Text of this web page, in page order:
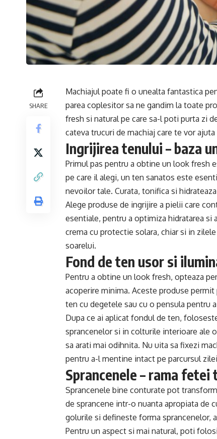
SHARE
Machiajul poate fi o unealta fantastica
parea coplesitor sa ne gandim la toate
fresh si natural pe care sa-l poti purta zi
cateva trucuri de machiaj care te vor
Ingrijirea tenului – baza
Primul pas pentru a obtine un look fresh
pe care il alegi, un ten sanatos este
nevoilor tale. Curata, tonifica si
Alege produse de ingrijire a pielii care
esentiale, pentru a optimiza hidratarea si
crema cu protectie solara, chiar si in
soarelui.
Fond de ten usor si
Pentru a obtine un look fresh, opteaza
acoperire minima. Aceste produse
ten cu degetele sau cu o pensula pentru
Dupa ce ai aplicat fondul de ten,
sprancenelor si in colturile interioare ale
sa arati mai odihnita. Nu uita sa fixezi
pentru a-l mentine intact pe parcursul
Sprancenele – rama fetei
Sprancenele bine conturate pot
de sprancene intr-o nuanta apropiata de
golurile si defineste forma sprancenelor,
Pentru un aspect si mai natural, poti